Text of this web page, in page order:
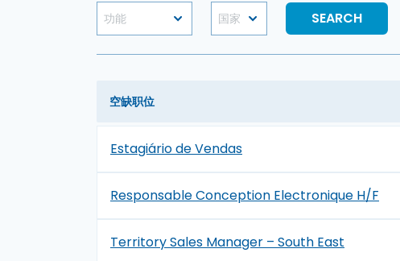
空缺职位
Estagiário de Vendas
Responsable Conception Electronique H/F
Territory Sales Manager – South East